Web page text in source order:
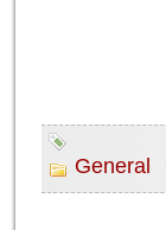
General